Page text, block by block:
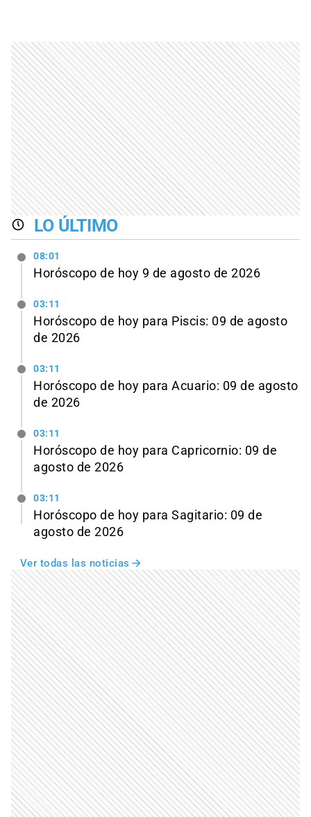
LO ÚLTIMO
08:01
Horóscopo de hoy 9 de agosto de 2026
03:11
Horóscopo de hoy para Piscis: 09 de agosto
de 2026
03:11
Horóscopo de hoy para Acuario: 09 de agosto
de 2026
03:11
Horóscopo de hoy para Capricornio: 09 de
agosto de 2026
03:11
Horóscopo de hoy para Sagitario: 09 de
agosto de 2026
Ver todas las noticias